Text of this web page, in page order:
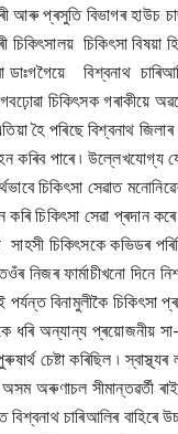
আৰু প্ৰসুতি বিভাগৰ হাউচ
চিকিৎসা বিষয়া
ডাঃগগৈয়ে বিশ্বনাথ
চিকিৎসক গৰাকীয়ে
হৈ পৰিছে বিশ্বনাথ
কৰিব পাৰে ৷ উল্লেখযোগ্য
চিকিৎসা সেৱাত
চিকিৎসা সেৱা প্ৰদান
চিকিৎসকে কভিডৰ
নিজৰ ফাৰ্মাচীখনো দিনে
বিনামুলীকৈ চিকিৎসা
ধৰি অন্যান্য প্ৰয়োজনীয়
চেষ্টা কৰিছিল ৷ স্বাস্থ্যৰ
অৰুণাচল সীমান্তৱৰ্তী
চাৰিআলিৰ বাহিৰে